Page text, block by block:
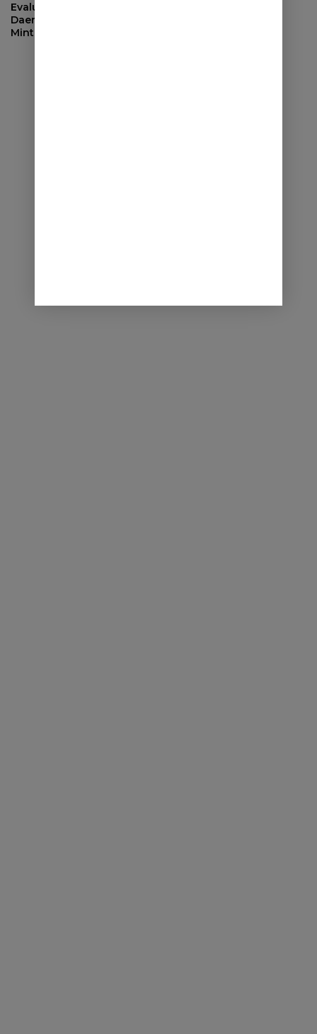
Evaluasi Pendapatan
Daerah, Bupati Sumedang
Minta OPD Perkuat Sinergi